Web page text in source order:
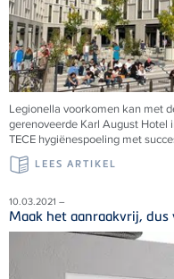
Legionella voorkomen kan met
gerenoveerde Karl August Hotel
TECE hygiënespoeling met
LEES ARTIKEL
10.03.2021 –
Maak het aanraakvrij, dus